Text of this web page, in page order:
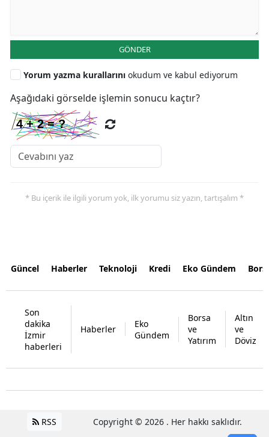
GÖNDER
Yorum yazma kurallarını okudum ve kabul ediyorum
Aşağıdaki görselde işlemin sonucu kaçtır?
* Bu içerik ile ilgili yorum yok, ilk yorumu siz yazın, tartışalım *
Güncel Haberler Teknoloji Kredi Eko Gündem
Son
dakika
İzmir
haberleri
Haberler
Eko
Gündem
Borsa
ve
Yatırım
Altın
ve
Döviz
RSS Copyright © 2026 . Her hakkı saklıdır.